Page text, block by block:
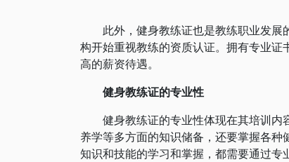
此外，健身教练证也是教练职业发展
构开始重视教练的资质认证。拥有专业
高的薪资待遇。
健身教练证的专业性
健身教练证的专业性体现在其培训内
养学等多方面的知识储备，还要掌握各
知识和技能的学习和掌握，都需要通过专